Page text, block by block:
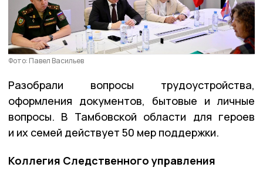
Фото: Павел Васильев
Разобрали вопросы трудоустройства,
оформления документов, бытовые и личные
вопросы. В Тамбовской области для героев
и их семей действует 50 мер поддержки.
Коллегия Следственного управления